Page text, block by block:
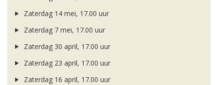
Zaterdag 14 mei, 17.00 uur
Zaterdag 7 mei, 17.00 uur
Zaterdag 30 april, 17.00 uur
Zaterdag 23 april, 17.00 uur
Zaterdag 16 april, 17.00 uur